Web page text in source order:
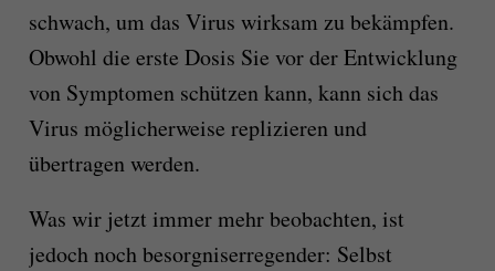
schwach, um das Virus wirksam zu bekämpfen.
Obwohl die erste Dosis Sie vor der Entwicklung
von Symptomen schützen kann, kann sich das
Virus möglicherweise replizieren und
übertragen werden.
Was wir jetzt immer mehr beobachten, ist
jedoch noch besorgniserregender: Selbst